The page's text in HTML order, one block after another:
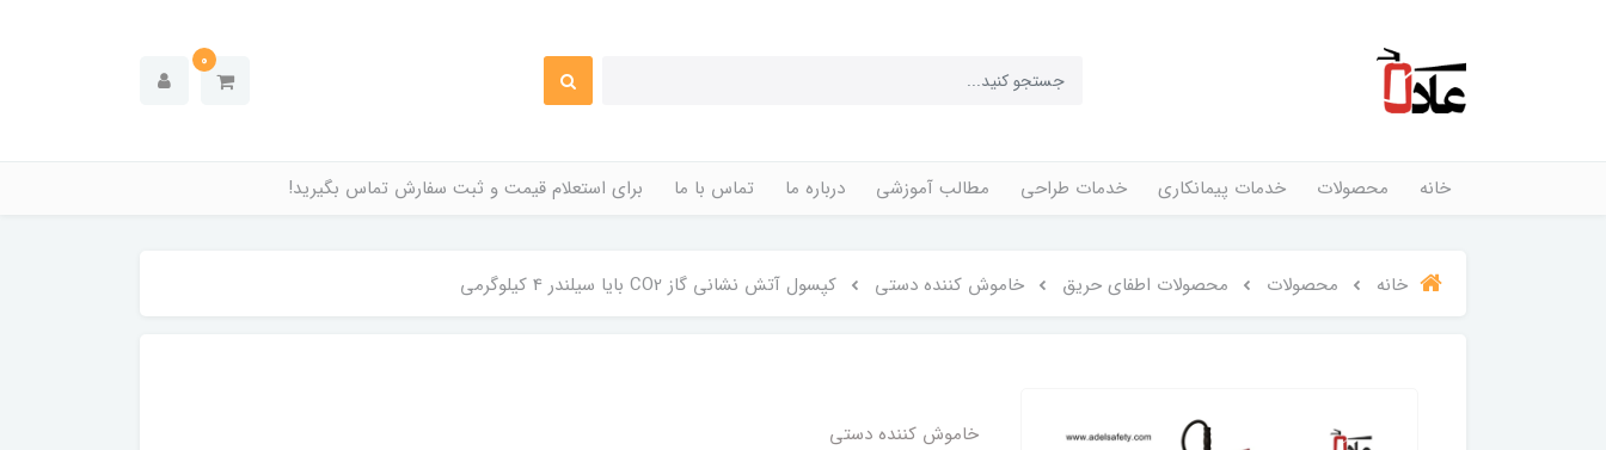
0
خانه محصولات خدمات پیمانکاری خدمات طراحی مطالب آموزشی درباره ما تماس با ما برای استعلام قیمت و ثبت سفارش تماس بگیرید!
خانه محصولات محصولات اطفای حریق خاموش کننده دستی کپسول آتش نشانی گاز CO2 بایا سیلندر 4 کیلوگرمی
خاموش کننده دستی